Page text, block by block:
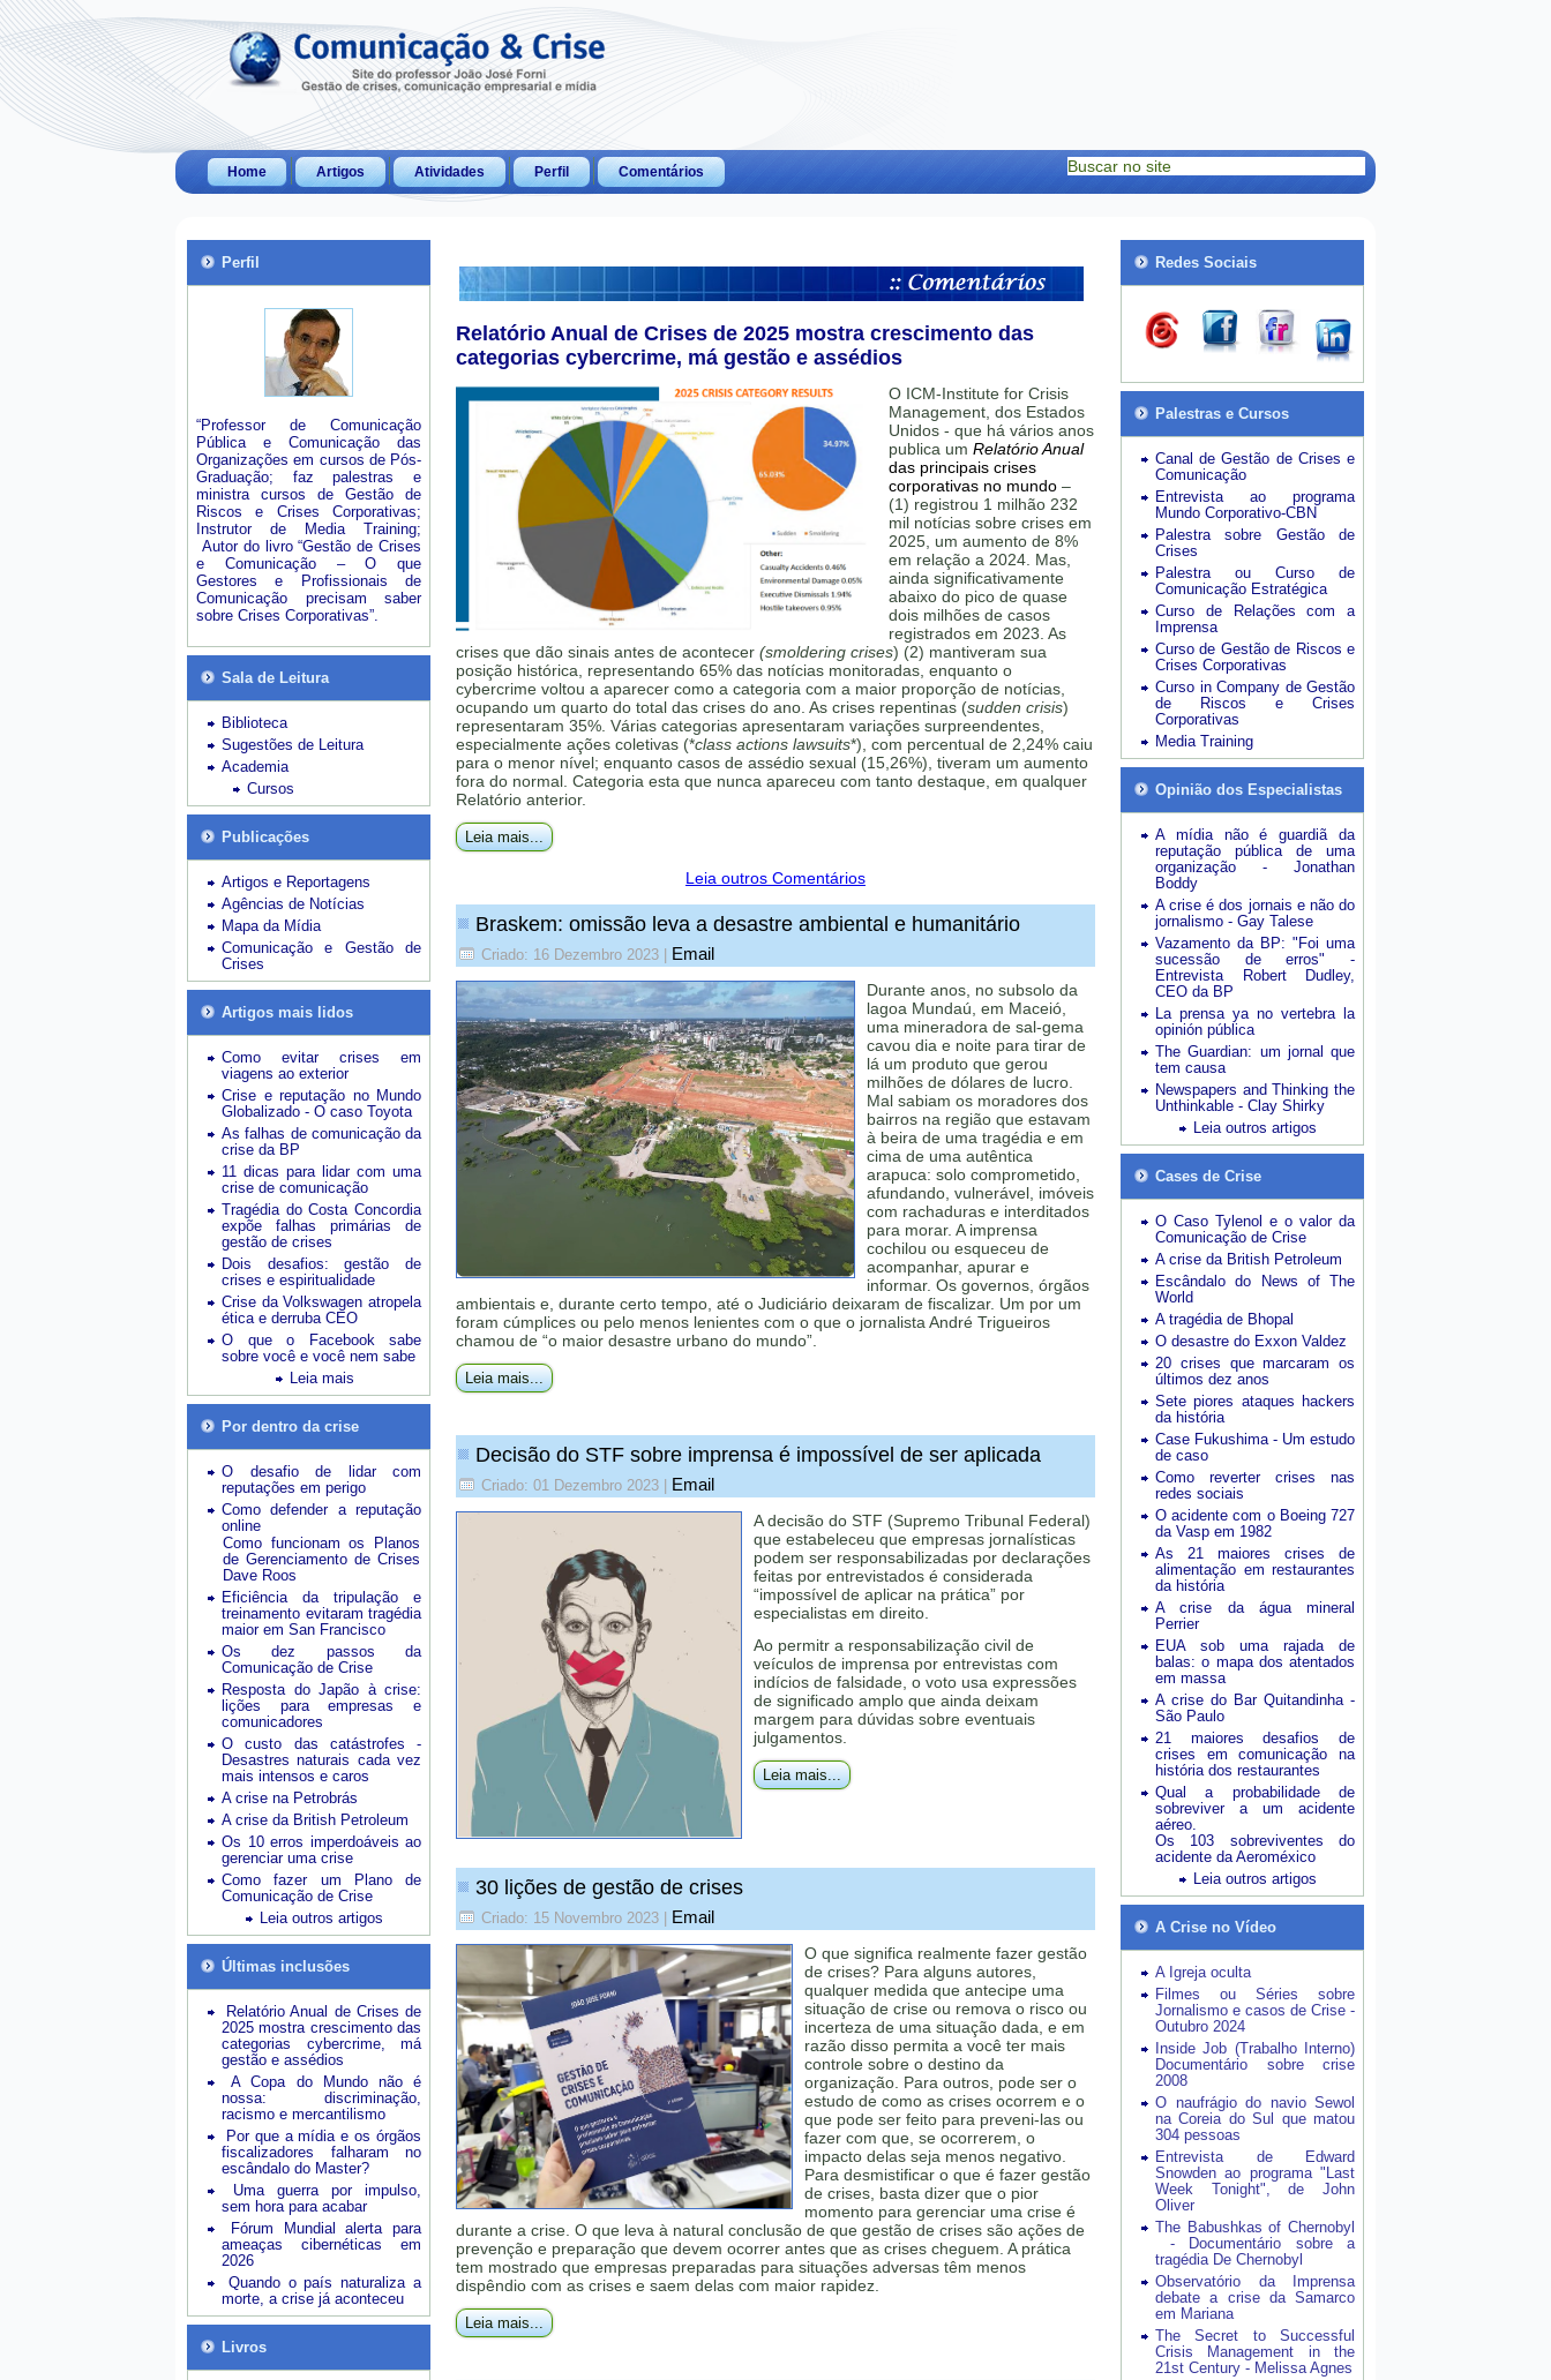
Home Artigos Atividades Perfil Comentários
Perfil
“Professor de Comunicação
Pública e Comunicação das
Organizações em cursos de Pós-
Graduação; faz palestras e
ministra cursos de Gestão de
Riscos e Crises Corporativas;
Instrutor de Media Training;
Autor do livro “Gestão de Crises
e Comunicação – O que
Gestores e Profissionais de
Comunicação precisam saber
sobre Crises Corporativas”.
Sala de Leitura
Biblioteca
Sugestões de Leitura
Academia
Cursos
Publicações
Artigos e Reportagens
Agências de Notícias
Mapa da Mídia
Comunicação e Gestão de
Crises
Artigos mais lidos
Como evitar crises em
viagens ao exterior
Crise e reputação no Mundo
Globalizado - O caso Toyota
As falhas de comunicação da
crise da BP
11 dicas para lidar com uma
crise de comunicação
Tragédia do Costa Concordia
expõe falhas primárias de
gestão de crises
Dois desafios: gestão de
crises e espiritualidade
Crise da Volkswagen atropela
ética e derruba CEO
O que o Facebook sabe
sobre você e você nem sabe
Leia mais
Por dentro da crise
O desafio de lidar com
reputações em perigo
Como defender a reputação
online
Como funcionam os Planos
de Gerenciamento de Crises
Dave Roos
Eficiência da tripulação e
treinamento evitaram tragédia
maior em San Francisco
Os dez passos da
Comunicação de Crise
Resposta do Japão à crise:
lições para empresas e
comunicadores
O custo das catástrofes -
Desastres naturais cada vez
mais intensos e caros
A crise na Petrobrás
A crise da British Petroleum
Os 10 erros imperdoáveis ao
gerenciar uma crise
Como fazer um Plano de
Comunicação de Crise
Leia outros artigos
Últimas inclusões
Relatório Anual de Crises de
2025 mostra crescimento das
categorias cybercrime, má
gestão e assédios
A Copa do Mundo não é
nossa: discriminação,
racismo e mercantilismo
Por que a mídia e os órgãos
fiscalizadores falharam no
escândalo do Master?
Uma guerra por impulso,
sem hora para acabar
Fórum Mundial alerta para
ameaças cibernéticas em
2026
Quando o país naturaliza a
morte, a crise já aconteceu
Livros
Relatório Anual de Crises de 2025 mostra crescimento das
categorias cybercrime, má gestão e assédios
O ICM-Institute for Crisis
Management, dos Estados
Unidos - que há vários anos
publica um Relatório Anual
das principais crises
corporativas no mundo –
(1) registrou 1 milhão 232
mil notícias sobre crises em
2025, um aumento de 8%
em relação a 2024. Mas,
ainda significativamente
abaixo do pico de quase
dois milhões de casos
registrados em 2023. As
crises que dão sinais antes de acontecer (smoldering crises) (2) mantiveram sua
posição histórica, representando 65% das notícias monitoradas, enquanto o
cybercrime voltou a aparecer como a categoria com a maior proporção de notícias,
ocupando um quarto do total das crises do ano. As crises repentinas (sudden crisis)
representaram 35%. Várias categorias apresentaram variações surpreendentes,
especialmente ações coletivas (*class actions lawsuits*), com percentual de 2,24% caiu
para o menor nível; enquanto casos de assédio sexual (15,26%), tiveram um aumento
fora do normal. Categoria esta que nunca apareceu com tanto destaque, em qualquer
Relatório anterior.
Leia mais...
Leia outros Comentários
Braskem: omissão leva a desastre ambiental e humanitário
Criado: 16 Dezembro 2023 Email
Durante anos, no subsolo da
lagoa Mundaú, em Maceió,
uma mineradora de sal-gema
cavou dia e noite para tirar de
lá um produto que gerou
milhões de dólares de lucro.
Mal sabiam os moradores dos
bairros na região que estavam
à beira de uma tragédia e em
cima de uma autêntica
arapuca: solo comprometido,
afundando, vulnerável, imóveis
com rachaduras e interditados
para morar. A imprensa
cochilou ou esqueceu de
acompanhar, apurar e
informar. Os governos, órgãos
ambientais e, durante certo tempo, até o Judiciário deixaram de fiscalizar. Um por um
foram cúmplices ou pelo menos lenientes com o que o jornalista André Trigueiros
chamou de “o maior desastre urbano do mundo”.
Leia mais...
Decisão do STF sobre imprensa é impossível de ser aplicada
Criado: 01 Dezembro 2023 Email
A decisão do STF (Supremo Tribunal Federal)
que estabeleceu que empresas jornalísticas
podem ser responsabilizadas por declarações
feitas por entrevistados é considerada
“impossível de aplicar na prática” por
especialistas em direito.
Ao permitr a responsabilização civil de
veículos de imprensa por entrevistas com
indícios de falsidade, o voto usa expressões
de significado amplo que ainda deixam
margem para dúvidas sobre eventuais
julgamentos.
Leia mais...
30 lições de gestão de crises
Criado: 15 Novembro 2023 Email
O que significa realmente fazer gestão
de crises? Para alguns autores,
qualquer medida que antecipe uma
situação de crise ou remova o risco ou
incerteza de uma situação dada, e em
razão disso permita a você ter mais
controle sobre o destino da
organização. Para outros, pode ser o
estudo de como as crises ocorrem e o
que pode ser feito para preveni-las ou
fazer com que, se ocorrerem, o
impacto delas seja menos negativo.
Para desmistificar o que é fazer gestão
de crises, basta dizer que o pior
momento para gerenciar uma crise é
durante a crise. O que leva à natural conclusão de que gestão de crises são ações de
prevenção e preparação que devem ocorrer antes que as crises cheguem. A prática
tem mostrado que empresas preparadas para situações adversas têm menos
dispêndio com as crises e saem delas com maior rapidez.
Leia mais...
Redes Sociais
Palestras e Cursos
Canal de Gestão de Crises e
Comunicação
Entrevista ao programa
Mundo Corporativo-CBN
Palestra sobre Gestão de
Crises
Palestra ou Curso de
Comunicação Estratégica
Curso de Relações com a
Imprensa
Curso de Gestão de Riscos e
Crises Corporativas
Curso in Company de Gestão
de Riscos e Crises
Corporativas
Media Training
Opinião dos Especialistas
A mídia não é guardiã da
reputação pública de uma
organização - Jonathan
Boddy
A crise é dos jornais e não do
jornalismo - Gay Talese
Vazamento da BP: "Foi uma
sucessão de erros" -
Entrevista Robert Dudley,
CEO da BP
La prensa ya no vertebra la
opinión pública
The Guardian: um jornal que
tem causa
Newspapers and Thinking the
Unthinkable - Clay Shirky
Leia outros artigos
Cases de Crise
O Caso Tylenol e o valor da
Comunicação de Crise
A crise da British Petroleum
Escândalo do News of The
World
A tragédia de Bhopal
O desastre do Exxon Valdez
20 crises que marcaram os
últimos dez anos
Sete piores ataques hackers
da história
Case Fukushima - Um estudo
de caso
Como reverter crises nas
redes sociais
O acidente com o Boeing 727
da Vasp em 1982
As 21 maiores crises de
alimentação em restaurantes
da história
A crise da água mineral
Perrier
EUA sob uma rajada de
balas: o mapa dos atentados
em massa
A crise do Bar Quitandinha -
São Paulo
21 maiores desafios de
crises em comunicação na
história dos restaurantes
Qual a probabilidade de
sobreviver a um acidente
aéreo.
Os 103 sobreviventes do
acidente da Aeroméxico
Leia outros artigos
A Crise no Vídeo
A Igreja oculta
Filmes ou Séries sobre
Jornalismo e casos de Crise -
Outubro 2024
Inside Job (Trabalho Interno)
Documentário sobre crise
2008
O naufrágio do navio Sewol
na Coreia do Sul que matou
304 pessoas
Entrevista de Edward
Snowden ao programa "Last
Week Tonight", de John
Oliver
The Babushkas of Chernobyl
- Documentário sobre a
tragédia De Chernobyl
Observatório da Imprensa
debate a crise da Samarco
em Mariana
The Secret to Successful
Crisis Management in the
21st Century - Melissa Agnes